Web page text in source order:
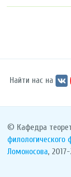
Найти нас на
© Кафедра
филологического
Ломоносова,